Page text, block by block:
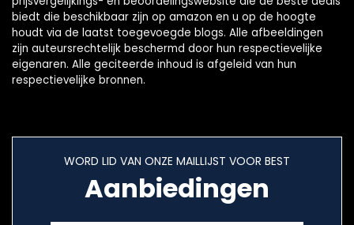
biedt die beschikbaar zijn op amazon en u op de hoogte
houdt via de laatst toegevoegde blogs. Alle afbeeldingen
zijn auteursrechtelijk beschermd door hun respectievelijke
eigenaren. Alle geciteerde inhoud is afgeleid van hun
respectievelijke bronnen.
WORD LID VAN ONZE MAILLIJST VOOR BEST
Aanbiedingen